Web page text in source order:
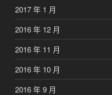
2017 年 1 月
2016 年 12 月
2016 年 11 月
2016 年 10 月
2016 年 9 月